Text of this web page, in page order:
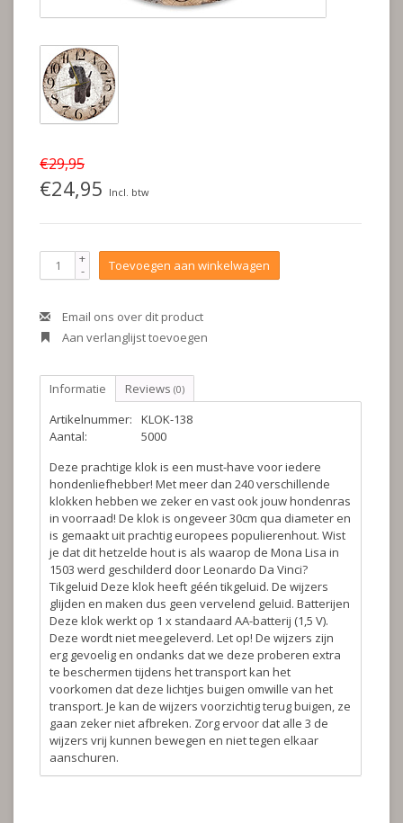
€29,95
€24,95 Incl. btw
+
- Toevoegen aan winkelwagen
Email ons over dit product
Aan verlanglijst toevoegen
Informatie Reviews (0)
Artikelnummer:
KLOK-138
Aantal:
5000
Deze prachtige klok is een must-have voor iedere
hondenliefhebber! Met meer dan 240 verschillende
klokken hebben we zeker en vast ook jouw hondenras
in voorraad! De klok is ongeveer 30cm qua diameter en
is gemaakt uit prachtig europees populierenhout. Wist
je dat dit hetzelde hout is als waarop de Mona Lisa in
1503 werd geschilderd door Leonardo Da Vinci?
Tikgeluid Deze klok heeft géén tikgeluid. De wijzers
glijden en maken dus geen vervelend geluid. Batterijen
Deze klok werkt op 1 x standaard AA-batterij (1,5 V).
Deze wordt niet meegeleverd. Let op! De wijzers zijn
erg gevoelig en ondanks dat we deze proberen extra
te beschermen tijdens het transport kan het
voorkomen dat deze lichtjes buigen omwille van het
transport. Je kan de wijzers voorzichtig terug buigen, ze
gaan zeker niet afbreken. Zorg ervoor dat alle 3 de
wijzers vrij kunnen bewegen en niet tegen elkaar
aanschuren.